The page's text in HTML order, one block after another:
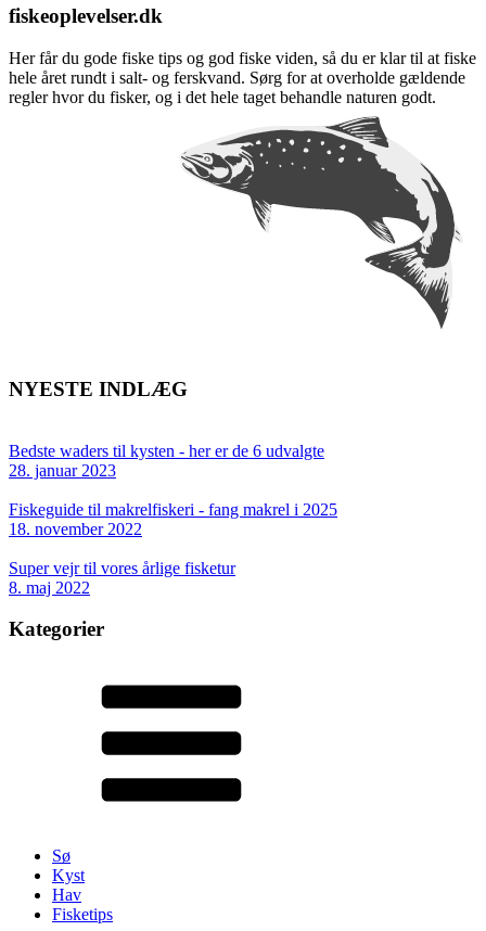
fiskeoplevelser.dk
Her får du gode fiske tips og god fiske viden, så du er klar til at fiske
hele året rundt i salt- og ferskvand. Sørg for at overholde gældende
regler hvor du fisker, og i det hele taget behandle naturen godt.
NYESTE INDLÆG
Bedste waders til kysten - her er de 6 udvalgte
28. januar 2023
Fiskeguide til makrelfiskeri - fang makrel i 2025
18. november 2022
Super vejr til vores årlige fisketur
8. maj 2022
Kategorier
Sø
Kyst
Hav
Fisketips